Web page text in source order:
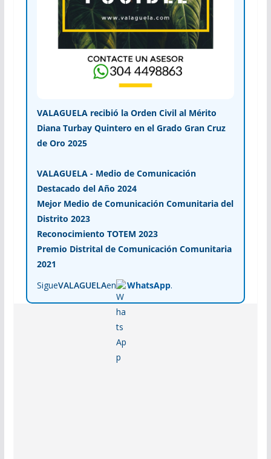
VALAGUELA recibió la Orden Civil al Mérito
Diana Turbay Quintero en el Grado Gran Cruz
de Oro 2025
VALAGUELA - Medio de Comunicación
Destacado del Año 2024
Mejor Medio de Comunicación Comunitaria del
Distrito 2023
Reconocimiento TOTEM 2023
Premio Distrital de Comunicación Comunitaria
2021
SigueVALAGUELAen WhatsApp.